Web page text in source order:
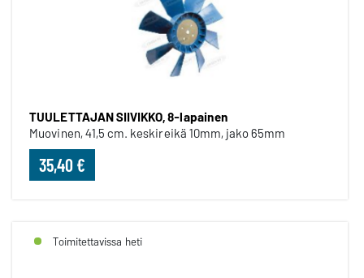
TUULETTAJAN SIIVIKKO, 8-lapainen
Muovinen, 41,5 cm. keskireikä 10mm, jako 65mm
35,40 €
Toimitettavissa heti